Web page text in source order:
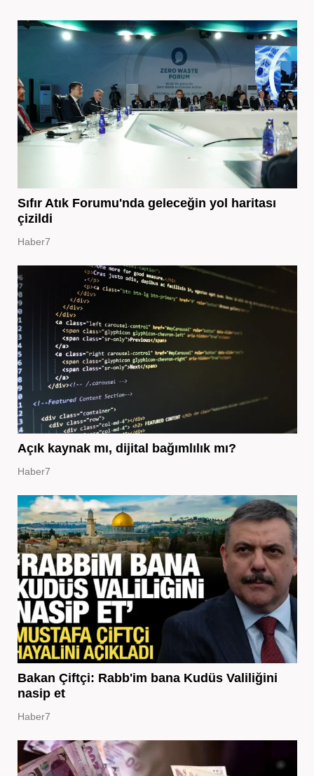
Sıfır Atık Forumu'nda geleceğin yol haritası
çizildi
Haber7
Açık kaynak mı, dijital bağımlılık mı?
Haber7
Bakan Çiftçi: Rabb'im bana Kudüs Valiliğini
nasip et
Haber7